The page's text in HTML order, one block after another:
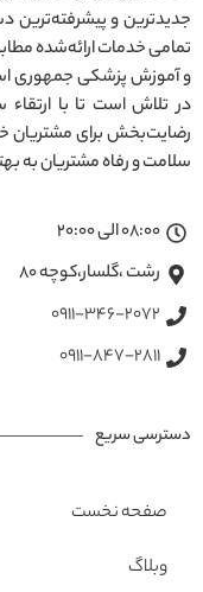
جدیدترین و
و آموزش پزشکی جمهوری
در تلاش است تا با
رضایت‌بخش برای مشتریان
سلامت و رفاه مشتریان
08:00 الی 20:00
رشت ،گلسار،کوچه ۸۰
0911-346-2072
0911-847-2811
دسترسی سریع
صفحه نخست
وبلاگ